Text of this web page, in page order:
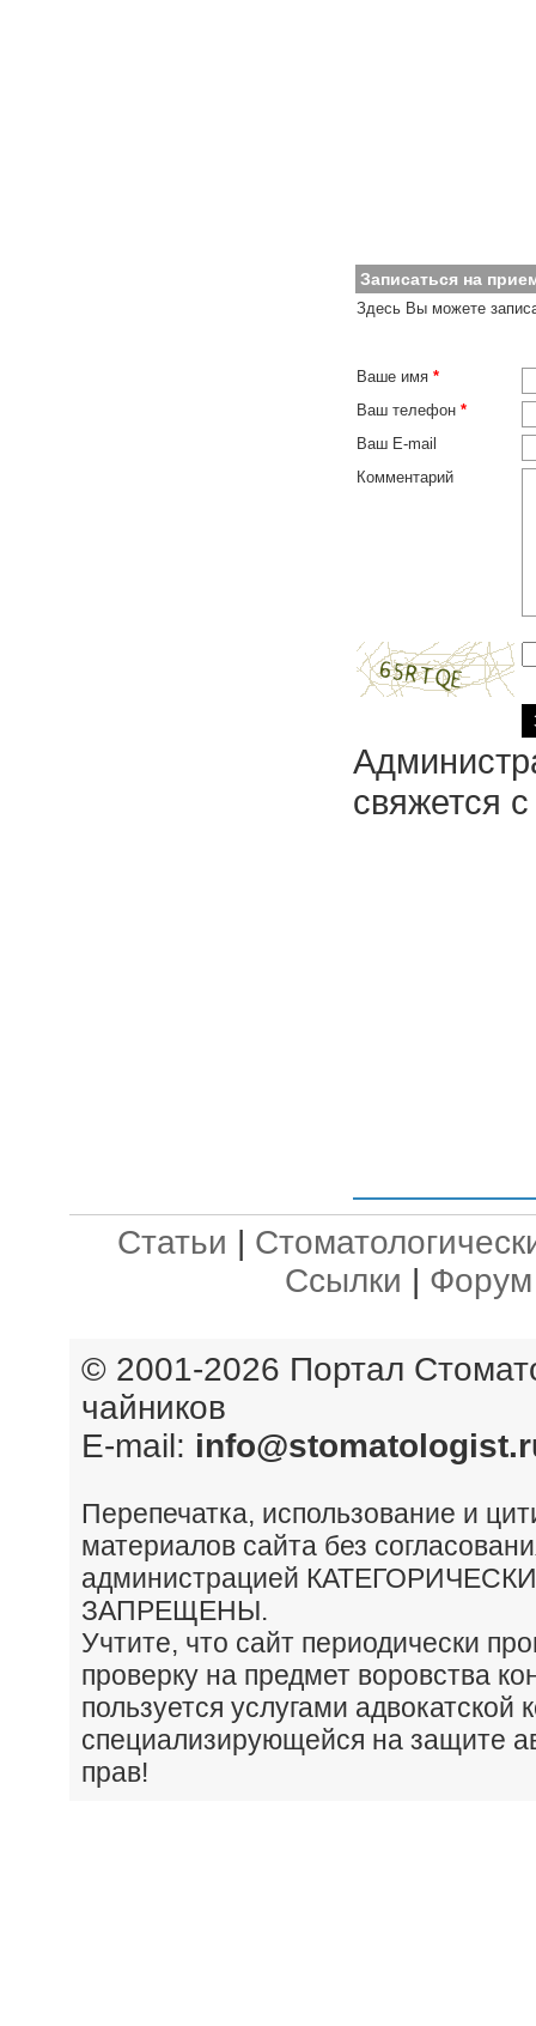
Записаться на
Здесь Вы можете
Ваше имя *
Ваш телефон *
Ваш E-mail
Комментарий
свяжется
Статьи |
Ссылки | Форум
© 2001-2026 Портал
чайников
E-mail:
Перепечатка, использование и
материалов сайта без
администрацией КАТЕГОРИЧЕСКИ
ЗАПРЕЩЕНЫ.
Учтите, что сайт периодически
проверку на предмет воровства
пользуется услугами адвокатской
специализирующейся на защите
прав!